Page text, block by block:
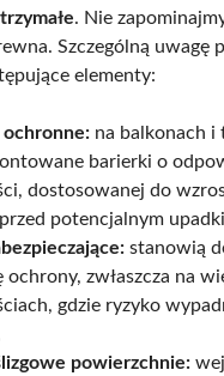
. Nie
Szczególną uwagę
elementy:
ochronne: na balkonach i
barierki o
dostosowanej do
potencjalnym
stanowią
zwłaszcza na
gdzie ryzyko
powierzchnie: